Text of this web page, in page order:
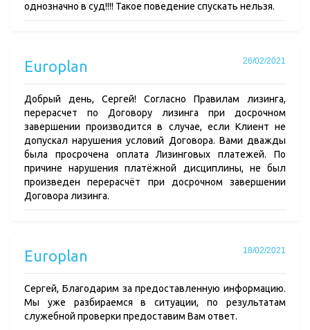
однозначно в суд!!!! Такое поведение спускать нельзя.
Europlan 26/02/2021
Добрый день, Сергей! Согласно Правилам лизинга,
перерасчет по Договору лизинга при досрочном
завершении производится в случае, если Клиент не
допускал нарушения условий Договора. Вами дважды
была просрочена оплата Лизинговых платежей. По
причине нарушения платёжной дисциплины, не был
произведен перерасчёт при досрочном завершении
Договора лизинга.
Europlan 18/02/2021
Сергей, Благодарим за предоставленную информацию.
Мы уже разбираемся в ситуации, по результатам
служебной проверки предоставим Вам ответ.